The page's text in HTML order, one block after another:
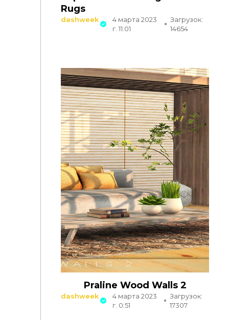
Rugs
dashweek
4 марта 2023
г. 11:01
Загрузок:
14654
Praline Wood Walls 2
dashweek
4 марта 2023
г. 0:51
Загрузок:
17307